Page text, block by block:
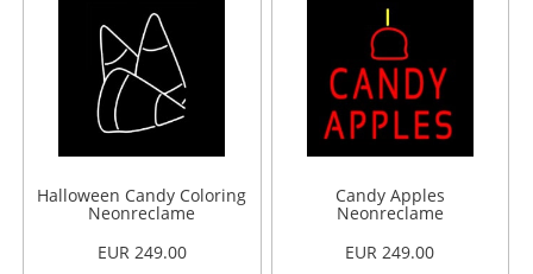
Halloween Candy Coloring
Neonreclame
EUR 249.00
Candy Apples
Neonreclame
EUR 249.00